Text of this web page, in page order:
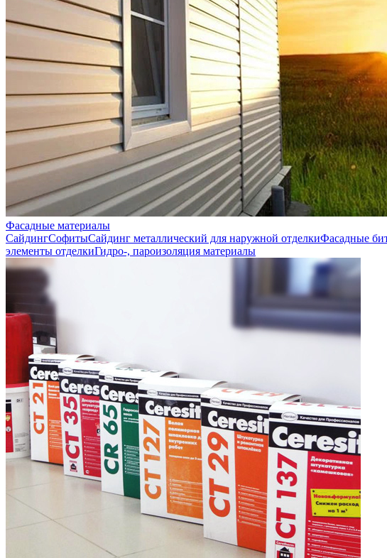
Фасадные материалы
СайдингСофитыСайдинг металлический для наружной отделкиФасадные
элементы отделкиГидро-, пароизоляция материалы